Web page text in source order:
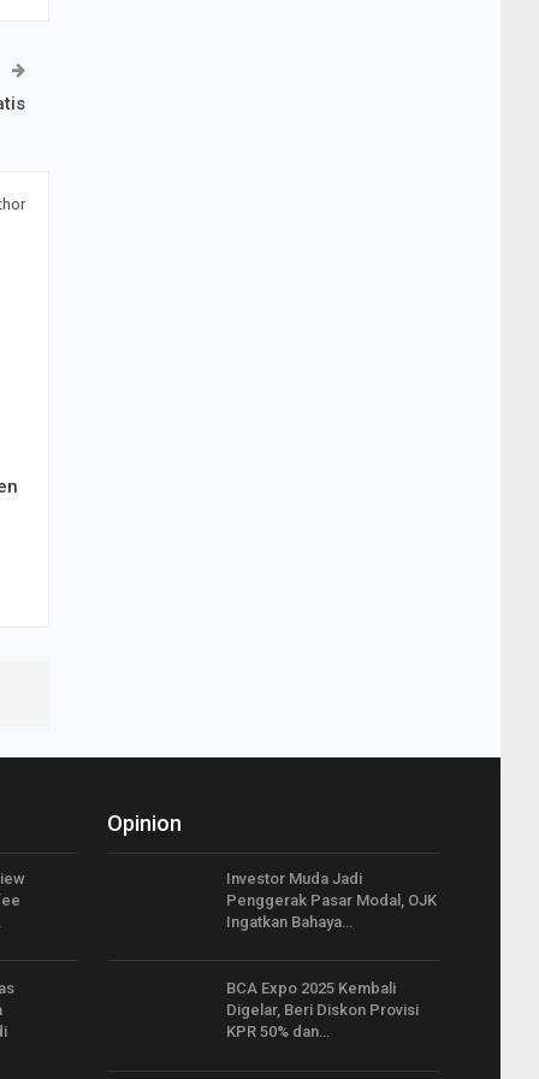
Opinion
Investor Muda Jadi
Penggerak Pasar Modal, OJK
Ingatkan Bahaya…
BCA Expo 2025 Kembali
Digelar, Beri Diskon Provisi
KPR 50% dan…